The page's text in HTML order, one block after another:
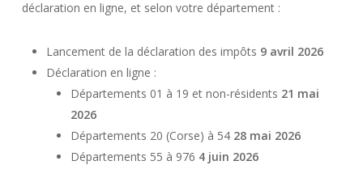
déclaration en ligne, et selon votre département :
Lancement de la déclaration des impôts 9 avril 2026
Déclaration en ligne :
Départements 01 à 19 et non-résidents 21 mai
2026
Départements 20 (Corse) à 54 28 mai 2026
Départements 55 à 976 4 juin 2026